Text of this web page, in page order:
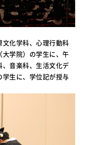
化学科、心理行動科
学院）の学生に、午
音楽科、生活文化デ
生に、学位記が授与